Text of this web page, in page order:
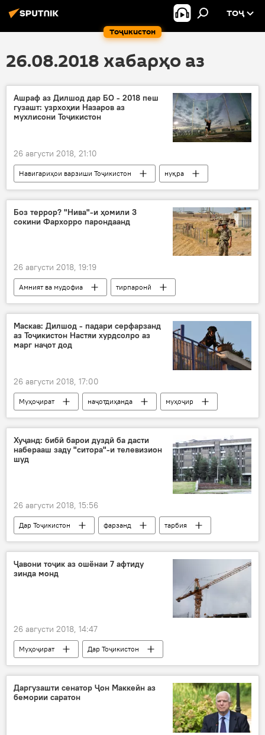
Тоҷикистон
ТОҶ
26.08.2018 хабарҳо аз
Ашраф аз Дилшод дар БО - 2018 пеш
гузашт: узрхоҳии Назаров аз
мухлисони Тоҷикистон
26 августи 2018, 21:10
Навигариҳои варзиши Тоҷикистон
нуқра
гурзандоз
Назаров
ҷои дуюм
Дар Тоҷикистон
Боз террор? "Нива"-и ҳомили 3
сокини Фархорро парондаанд
26 августи 2018, 19:19
Амният ва мудофиа
тирпаронӣ
ҷангалбонҳо
Дар Тоҷикистон
даргузашт
Маскав: Дилшод - падари серфарзанд
аз Тоҷикистон Настяи хурдсолро аз
марг наҷот дод
26 августи 2018, 17:00
Муҳоҷират наҷотдиҳанда
муҳоҷир
духтарча
саг Дар Тоҷикистон
Хуҷанд: бибӣ барои дуздӣ ба дасти
наберааш заду "ситора"-и телевизион
шуд
26 августи 2018, 15:56
Дар Тоҷикистон фарзанд
тарбия
бибӣ
зӯроварӣ
Ҷавони тоҷик аз ошёнаи 7 афтиду
зинда монд
26 августи 2018, 14:47
Муҳоҷират
Дар Тоҷикистон
сарозер шудан
зинда
ошёна
муҳоҷир
Дар Русия
Даргузашти сенатор Ҷон Маккейн аз
бемории саратон